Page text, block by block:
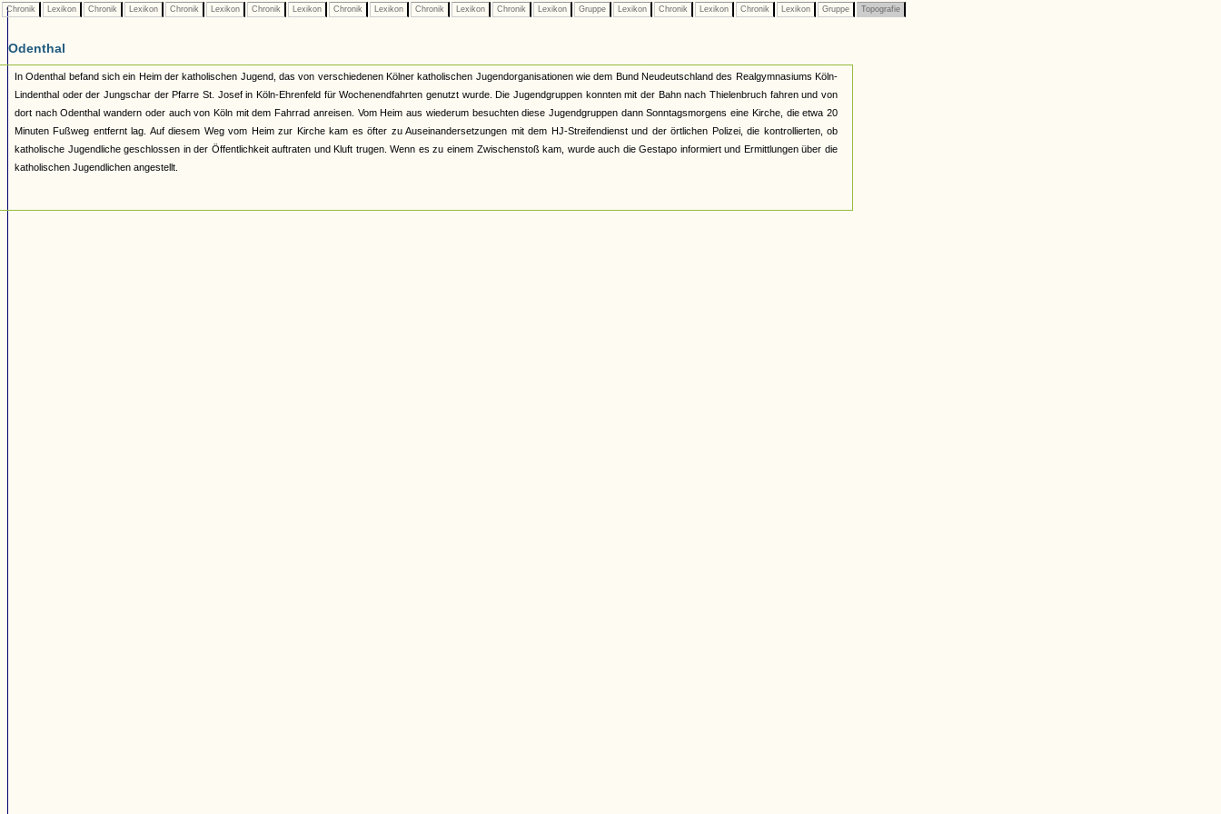
Chronik Lexikon Chronik Lexikon Chronik Lexikon Chronik Lexikon Chronik Lexikon Chronik Lexikon Chronik Lexikon Gruppe Lexikon Chronik Lexikon Chronik Lexikon Gruppe Topografie
Odenthal
In Odenthal befand sich ein Heim der katholischen Jugend, das von verschiedenen Kölner katholischen Jugendorganisationen wie dem Bund Neudeutschland des Realgymnasiums Köln-
Lindenthal oder der Jungschar der Pfarre St. Josef in Köln-Ehrenfeld für Wochenendfahrten genutzt wurde. Die Jugendgruppen konnten mit der Bahn nach Thielenbruch fahren und von
dort nach Odenthal wandern oder auch von Köln mit dem Fahrrad anreisen. Vom Heim aus wiederum besuchten diese Jugendgruppen dann Sonntagsmorgens eine Kirche, die etwa 20
Minuten Fußweg entfernt lag. Auf diesem Weg vom Heim zur Kirche kam es öfter zu Auseinandersetzungen mit dem HJ-Streifendienst und der örtlichen Polizei, die kontrollierten, ob
katholische Jugendliche geschlossen in der Öffentlichkeit auftraten und Kluft trugen. Wenn es zu einem Zwischenstoß kam, wurde auch die Gestapo informiert und Ermittlungen über die
katholischen Jugendlichen angestellt.